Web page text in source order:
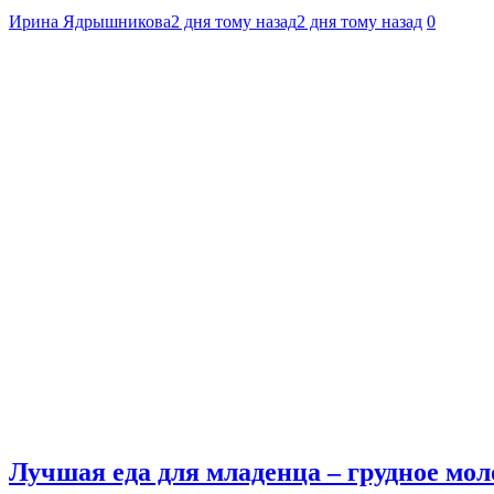
Ирина Ядрышникова2 дня тому назад2 дня тому назад 0
Лучшая еда для младенца – грудное